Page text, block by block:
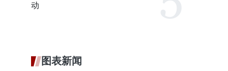
动
图表新闻